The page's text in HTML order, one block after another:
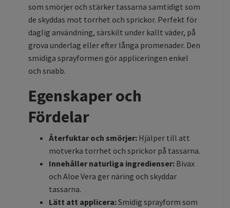
som smörjer och stärker tassarna samtidigt som
de skyddas mot torrhet och sprickor. Perfekt för
daglig användning, särskilt under kallt väder, på
grova underlag eller efter långa promenader. Den
smidiga sprayformen gör appliceringen enkel
och snabb.
Egenskaper och
Fördelar
Återfuktar och smörjer: Hjälper till att
motverka torrhet och sprickor på tassarna.
Innehåller naturliga ingredienser: Bivax
och Aloe Vera ger näring och skyddar
tassarna.
Lätt att applicera:Smidig sprayform som